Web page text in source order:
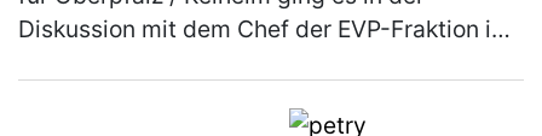
Diskussion mit dem Chef der EVP-Fraktion im